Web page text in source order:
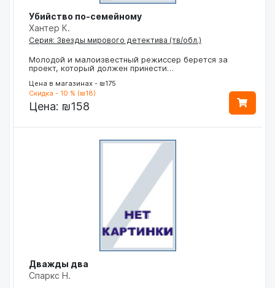
Убийство по-семейному
Хантер К.
Серия: Звезды мирового детектива (тв/обл.)
Молодой и малоизвестный режиссер берется за
проект, который должен принести…
Цена в магазинах - ₪175
Скидка - 10 % (₪18)
Цена: ₪158
Дважды два
Спаркс Н.